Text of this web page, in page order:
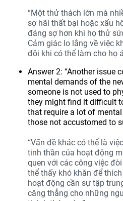
“Một thử thách lớn mà
sợ hãi thất bại hoặc xấu
đáng sợ hơn khi họ thử
Cảm giác lo lắng về việc
đôi khi có thể làm cho họ
Answer 2: “Another issue
mental demands of the
someone is not used to
they might find it difficult
that require a lot of
those not accustomed to
“Vấn đề khác có thể là
tinh thần của hoạt động
quen với các công việc
thể thấy khó khăn để
hoạt động cần sự tập
căng thẳng cho những